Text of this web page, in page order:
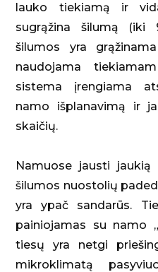
lauko tiekiamą ir
sugrąžina šilumą (iki
šilumos yra
naudojama
sistema įrengiama
namo išplanavimą ir
skaičių.
Namuose jausti
šilumos nuostolių
yra ypač sandarūs.
painiojamas su namo
tiesų yra netgi
mikroklimatą